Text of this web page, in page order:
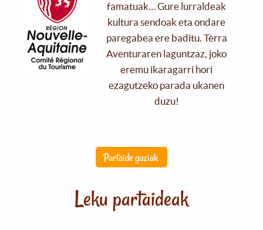
famatuak… Gure lurraldeak
kultura sendoak eta ondare
paregabea ere baditu. Tèrra
Aventuraren laguntzaz, joko
eremu ikaragarri hori
ezagutzeko parada ukanen
duzu!
Partaide guziak
Leku partaideak